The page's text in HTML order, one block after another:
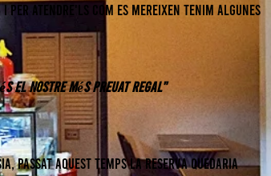
per atendre'ls com es mereixen tenim algunes
el nostre més preuat regal"
passat aquest temps la reserva quedaria